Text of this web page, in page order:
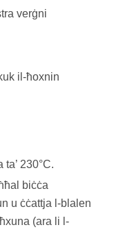
verġni
il-ħoxnin
230°C.
biċċa
u ċċattja l-blalen
(ara li l-